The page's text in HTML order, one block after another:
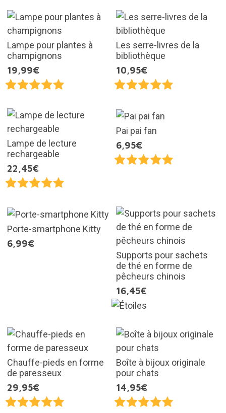
Lampe pour plantes à
champignons
19,99€
Les serre-livres de la
bibliothèque
10,95€
Lampe de lecture
rechargeable
22,45€
Pai pai fan
6,95€
Porte-smartphone Kitty
6,99€
Supports pour sachets
de thé en forme de
pêcheurs chinois
16,45€
Chauffe-pieds en forme
de paresseux
29,95€
Boîte à bijoux originale
pour chats
14,95€